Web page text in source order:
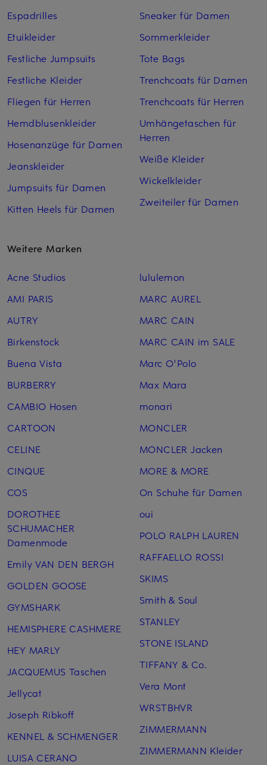
Espadrilles
Etuikleider
Festliche Jumpsuits
Festliche Kleider
Fliegen für Herren
Hemdblusenkleider
Hosenanzüge für Damen
Jeanskleider
Jumpsuits für Damen
Kitten Heels für Damen
Sneaker für Damen
Sommerkleider
Tote Bags
Trenchcoats für Damen
Trenchcoats für Herren
Umhängetaschen für
Herren
Weiße Kleider
Wickelkleider
Zweiteiler für Damen
Weitere Marken
Acne Studios
AMI PARIS
AUTRY
Birkenstock
Buena Vista
BURBERRY
CAMBIO Hosen
CARTOON
CELINE
CINQUE
COS
DOROTHEE
SCHUMACHER
Damenmode
Emily VAN DEN BERGH
GOLDEN GOOSE
GYMSHARK
HEMISPHERE CASHMERE
HEY MARLY
JACQUEMUS Taschen
Jellycat
Joseph Ribkoff
KENNEL & SCHMENGER
LUISA CERANO
lululemon
MARC AUREL
MARC CAIN
MARC CAIN im SALE
Marc O'Polo
Max Mara
monari
MONCLER
MONCLER Jacken
MORE & MORE
On Schuhe für Damen
oui
POLO RALPH LAUREN
RAFFAELLO ROSSI
SKIMS
Smith & Soul
STANLEY
STONE ISLAND
TIFFANY & Co.
Vera Mont
WRSTBHVR
ZIMMERMANN
ZIMMERMANN Kleider